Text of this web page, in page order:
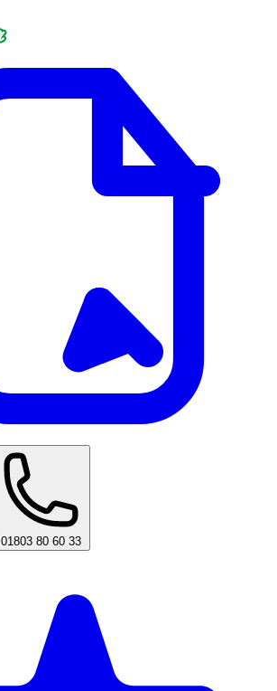
01803 80 60 33